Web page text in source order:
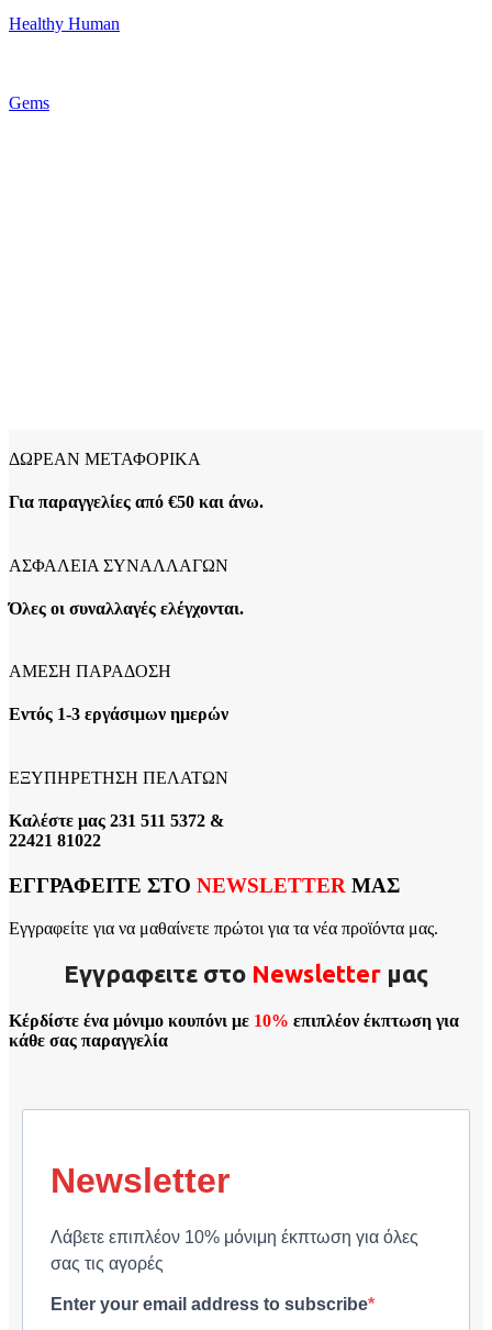
Healthy Human
Gems
ΔΩΡΕΑΝ ΜΕΤΑΦΟΡΙΚΑ
Για παραγγελίες από €50 και άνω.
ΑΣΦΑΛΕΙΑ ΣΥΝΑΛΛΑΓΩΝ
Όλες οι συναλλαγές ελέγχονται.
ΑΜΕΣΗ ΠΑΡΑΔΟΣΗ
Εντός 1-3 εργάσιμων ημερών
ΕΞΥΠΗΡΕΤΗΣΗ ΠΕΛΑΤΩΝ
Καλέστε μας 231 511 5372 &
22421 81022
ΕΓΓΡΑΦΕΙΤΕ ΣΤΟ NEWSLETTER ΜΑΣ
Εγγραφείτε για να μαθαίνετε πρώτοι για τα νέα προϊόντα μας.
Εγγραφειτε στο Νewsletter μας
Κέρδίστε ένα μόνιμο κουπόνι με 10% επιπλέον έκπτωση για
κάθε σας παραγγελία
Newsletter
Λάβετε επιπλέον 10% μόνιμη έκπτωση για όλες
σας τις αγορές
Enter your email address to subscribe